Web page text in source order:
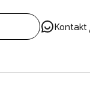
Kontakt